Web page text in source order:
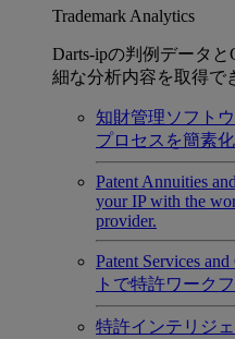
Trademark Analytics
Darts-ipの判例データ
細な分析内容を取得で
知財管理ソフト
プロセスを簡素
Patent Annuities
your IP with the
provider.
Patent Services
トで特許ワーク
特許インテリジ